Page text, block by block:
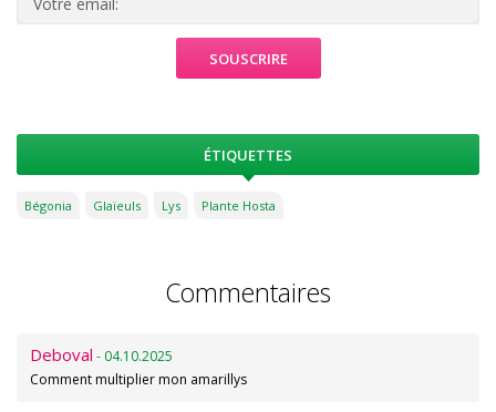
ÉTIQUETTES
Bégonia Glaïeuls Lys Plante Hosta
Commentaires
Deboval - 04.10.2025
Comment multiplier mon amarillys